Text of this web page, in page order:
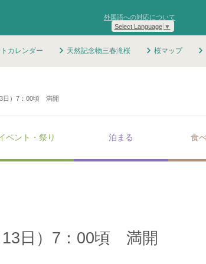
外国語への対応について
Select Language ▼
カレンダー 天然記念物三春滝桜 桜マップ
日）7：00頃 満開
ベント・祭り 泊まる 食
日）7：00頃 満開